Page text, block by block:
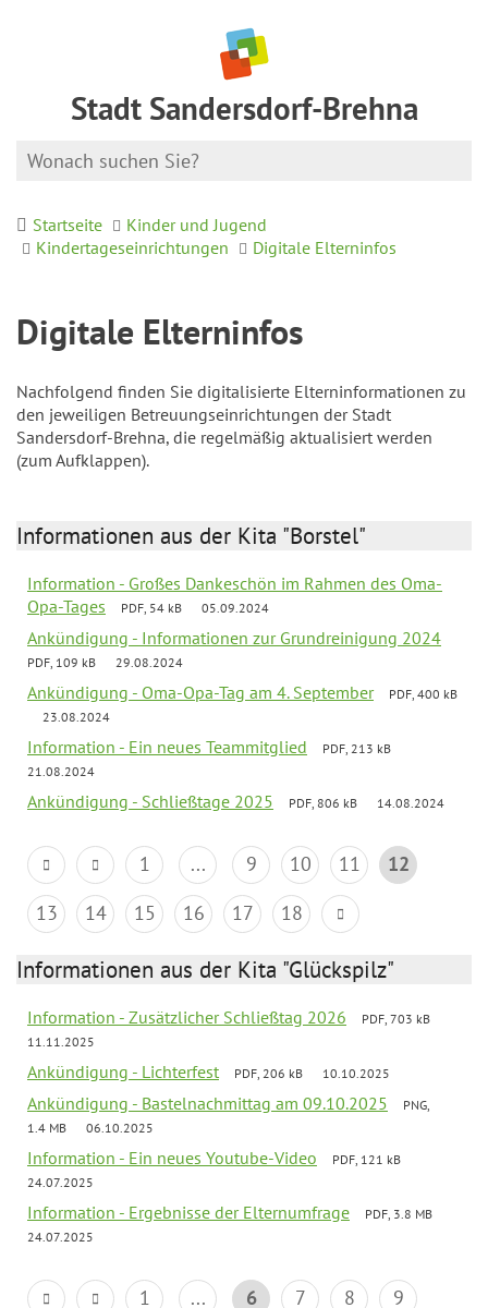
Stadt Sandersdorf-Brehna
Startseite
Kinder und Jugend
Kindertageseinrichtungen
Digitale Elterninfos
Digitale Elterninfos
Nachfolgend finden Sie digitalisierte Elterninformationen zu
den jeweiligen Betreuungseinrichtungen der Stadt
Sandersdorf-Brehna, die regelmäßig aktualisiert werden
(zum Aufklappen).
Informationen aus der Kita "Borstel"
Information - Großes Dankeschön im Rahmen des Oma-
Opa-Tages
PDF, 54 kB 05.09.2024
Ankündigung - Informationen zur Grundreinigung 2024
PDF, 109 kB 29.08.2024
Ankündigung - Oma-Opa-Tag am 4. September
PDF, 400 kB
23.08.2024
Information - Ein neues Teammitglied
PDF, 213 kB
21.08.2024
Ankündigung - Schließtage 2025 PDF, 806 kB 14.08.2024
1 ... 9 10 11
12
13
14 15 16 17 18
Informationen aus der Kita "Glückspilz"
Information - Zusätzlicher Schließtag 2026
PDF, 703 kB
11.11.2025
Ankündigung - Lichterfest PDF, 206 kB 10.10.2025
Ankündigung - Bastelnachmittag am 09.10.2025
PNG,
1.4 MB
06.10.2025
Information - Ein neues Youtube-Video
PDF, 121 kB
24.07.2025
Information - Ergebnisse der Elternumfrage
PDF, 3.8 MB
24.07.2025
1 ... 6 7 8
9